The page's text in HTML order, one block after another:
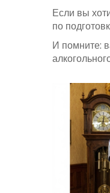
Если вы
по
И помните: